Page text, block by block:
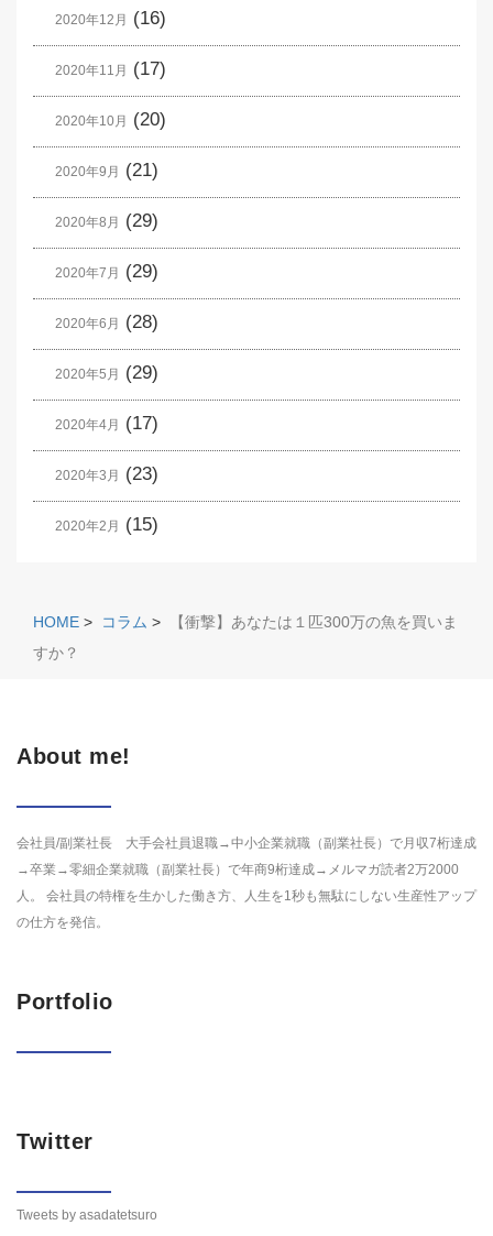
2020年12月 (16)
2020年11月 (17)
2020年10月 (20)
2020年9月 (21)
2020年8月 (29)
2020年7月 (29)
2020年6月 (28)
2020年5月 (29)
2020年4月 (17)
2020年3月 (23)
2020年2月 (15)
HOME > コラム >
【衝撃】あなたは１匹300万の魚を買いま
すか？
About me!
会社員/副業社長 大手会社員退職→中小企業就職（副業社長）で月収7桁達成
→卒業→零細企業就職（副業社長）で年商9桁達成→メルマガ読者2万2000
人。 会社員の特権を生かした働き方、人生を1秒も無駄にしない生産性アップ
の仕方を発信。
Portfolio
Twitter
Tweets by asadatetsuro